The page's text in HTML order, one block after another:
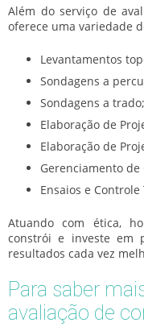
Além do serviço de
oferece uma variedade
Levantamentos
Sondagens a
Sondagens a trado;
Elaboração de
Elaboração de
Gerenciamento de
Ensaios e
Atuando com ética,
constrói e investe em
resultados cada vez
Para saber
avaliação de